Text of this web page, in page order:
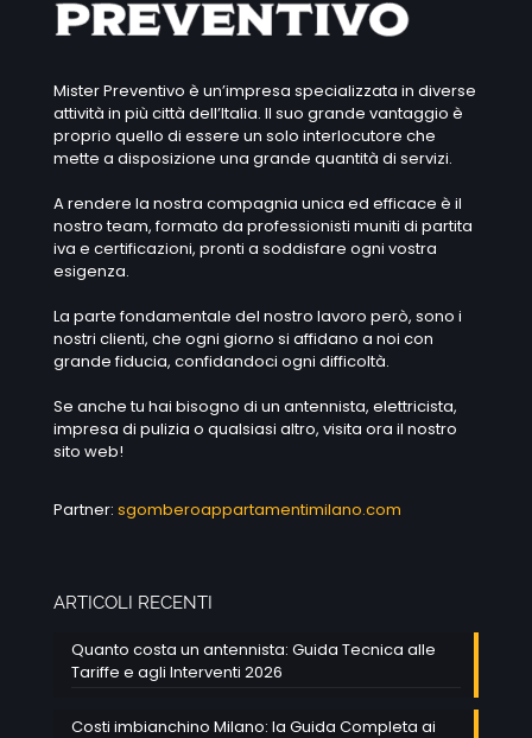
Mister Preventivo è un’impresa specializzata in diverse
attività in più città dell’Italia. Il suo grande vantaggio è
proprio quello di essere un solo interlocutore che
mette a disposizione una grande quantità di servizi.
A rendere la nostra compagnia unica ed efficace è il
nostro team, formato da professionisti muniti di partita
iva e certificazioni, pronti a soddisfare ogni vostra
esigenza.
La parte fondamentale del nostro lavoro però, sono i
nostri clienti, che ogni giorno si affidano a noi con
grande fiducia, confidandoci ogni difficoltà.
Se anche tu hai bisogno di un antennista, elettricista,
impresa di pulizia o qualsiasi altro, visita ora il nostro
sito web!
Partner: sgomberoappartamentimilano.com
ARTICOLI RECENTI
Quanto costa un antennista: Guida Tecnica alle
Tariffe e agli Interventi 2026
Costi imbianchino Milano: la Guida Completa ai